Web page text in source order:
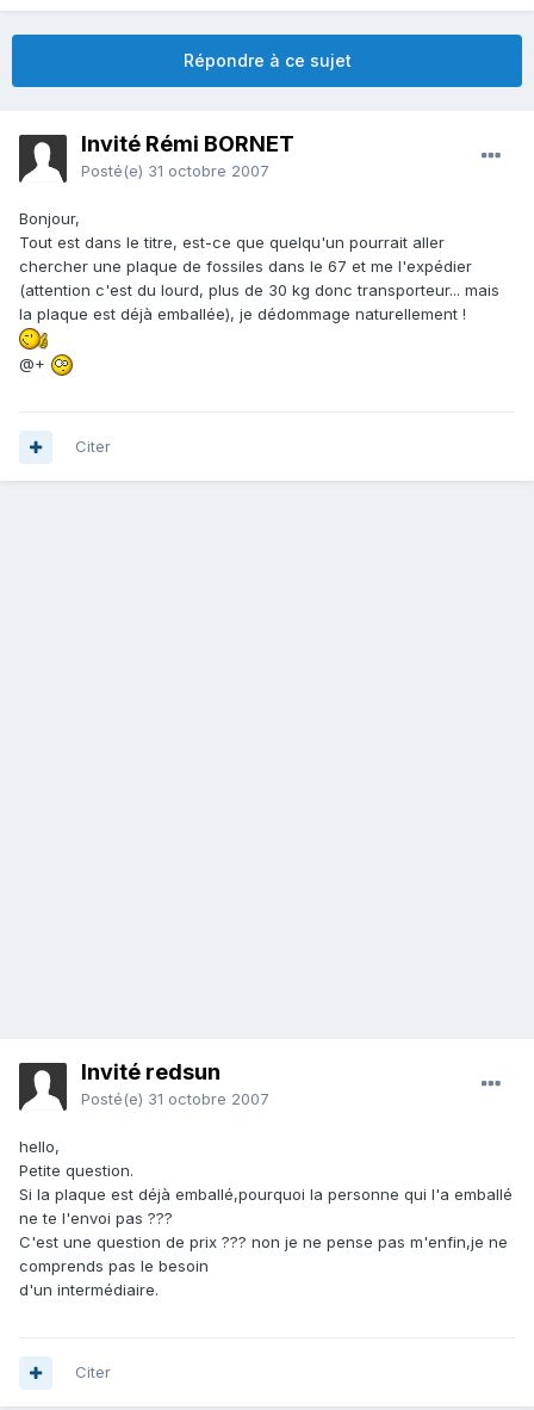
Répondre à ce sujet
Invité Rémi BORNET
Posté(e) 31 octobre 2007
Bonjour,
Tout est dans le titre, est-ce que quelqu'un pourrait aller
chercher une plaque de fossiles dans le 67 et me l'expédier
(attention c'est du lourd, plus de 30 kg donc transporteur... mais
la plaque est déjà emballée), je dédommage naturellement !
@+
Citer
Invité redsun
Posté(e) 31 octobre 2007
hello,
Petite question.
Si la plaque est déjà emballé,pourquoi la personne qui l'a emballé
ne te l'envoi pas ???
C'est une question de prix ??? non je ne pense pas m'enfin,je ne
comprends pas le besoin
d'un intermédiaire.
Citer